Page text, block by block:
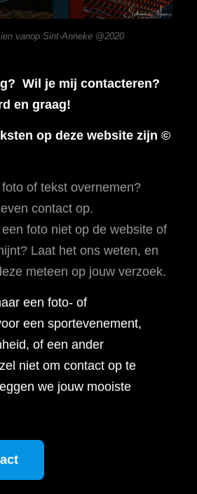
vanop Sint-Anneke @2020
Wil je mij contacteren?
en graag!
op deze website zijn ©
of tekst overnemen?
contact op.
foto niet op de website of
Laat het ons weten, en
meteen op jouw verzoek.
een foto- of
een sportevenement,
of een ander
niet om contact op te
we jouw mooiste